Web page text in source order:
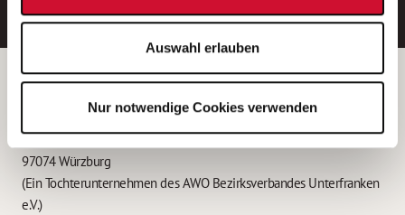
Auswahl erlauben
Nur notwendige Cookies verwenden
Betreiber der Webseite
Garitz Bewirtschaftungsbetriebe GmbH
Kantstraße 45a
97074 Würzburg
(Ein Tochterunternehmen des AWO Bezirksverbandes Unterfranken
e.V.)